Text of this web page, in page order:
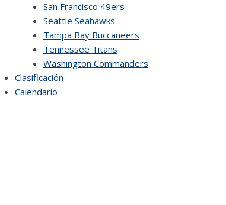
San Francisco 49ers
Seattle Seahawks
Tampa Bay Buccaneers
Tennessee Titans
Washington Commanders
Clasificación
Calendario